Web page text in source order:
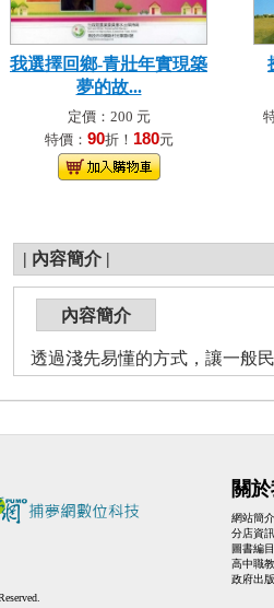
我選擇回鄉-青壯年實現築
夢的故...
定價：200 元
特價： 90折！ 180元
| 內容簡介 |
內容簡介
透過淺先易懂的方式，讓一般
關
網站簡介
分店資訊
圖書編
高中職
政府出